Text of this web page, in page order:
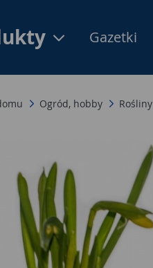
Gazetki
Ogród, hobby Rośliny